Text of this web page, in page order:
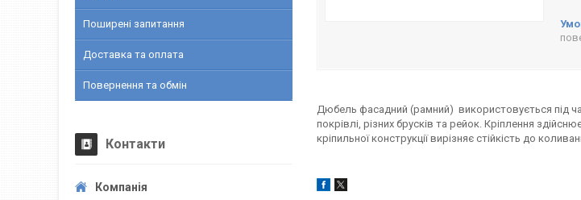
Дюбель фасадний (рамний) використовується під
покрівлі, різних брусків та рейок. Кріплення
кріпильної конструкції вирізняє стійкість до
Поширені запитання
Доставка та оплата
Повернення та обмін
Контакти